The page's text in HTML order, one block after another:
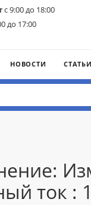
с 9:00 до 18:00
до 17:00
НОВОСТИ СТАТЬИ
ток : 1